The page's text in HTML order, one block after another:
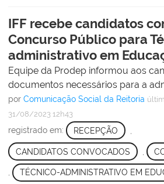
IFF recebe candidatos
Concurso Público para
administrativo em
Equipe da Prodep informou aos
documentos necessários para a
por Comunicação Social da Reitoria
31/08/2023 12h43
registrado em: RECEPÇÃO
CANDIDATOS CONVOCADOS
, TÉCNICO-ADMINISTRATIVO EM